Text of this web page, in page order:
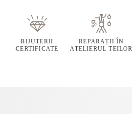
BIJUTERII
CERTIFICATE
REPARAȚII ÎN
ATELIERUL TEILOR